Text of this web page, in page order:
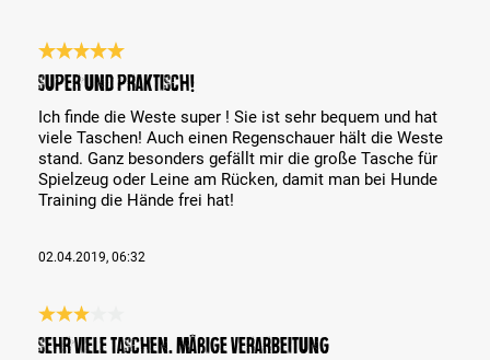
Bewertung mit 5 von 5 Sternen
Super und praktisch!
Ich finde die Weste super ! Sie ist sehr bequem und hat
viele Taschen! Auch einen Regenschauer hält die Weste
stand. Ganz besonders gefällt mir die große Tasche für
Spielzeug oder Leine am Rücken, damit man bei Hunde
Training die Hände frei hat!
02.04.2019, 06:32
Bewertung mit 3 von 5 Sternen
Sehr viele Taschen. Mäßige Verarbeitung